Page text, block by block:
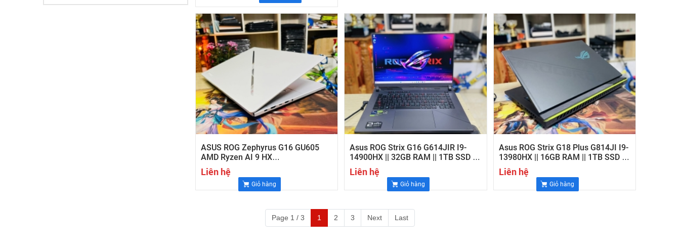
ASUS ROG Zephyrus G16 GU605
AMD Ryzen AI 9 HX
370/32GB/1TB/16 2.5K 240Hz
OLED/RTX 4060 8G (trắng)
Liên hệ
Giỏ hàng
Asus ROG Strix G16 G614JIR I9-
14900HX || 32GB RAM || 1TB SSD ||
RTX 4070 8GB || 16" WQHD 2K ,
240Hz
Liên hệ
Giỏ hàng
Asus ROG Strix G18 Plus G814JI I9-
13980HX || 16GB RAM || 1TB SSD ||
RTX 4070 8G || 18" WQHD 2K ,
240Hz
Liên hệ
Giỏ hàng
Page 1 / 3 1 2 3 Next Last